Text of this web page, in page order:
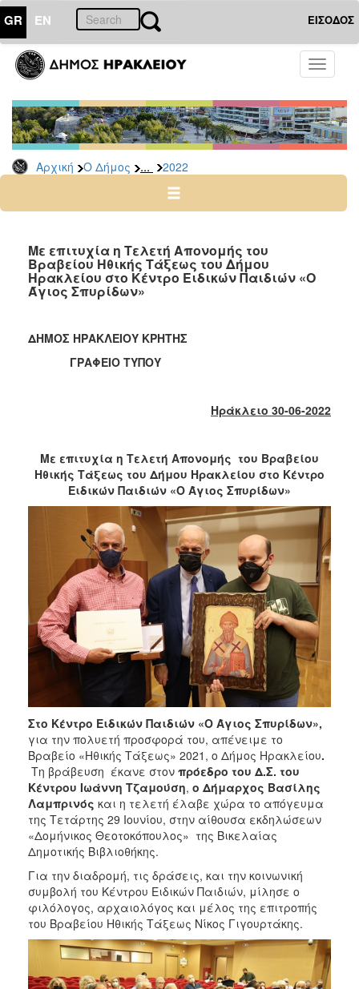
GR EN ΕΙΣΟΔΟΣ
Toggle
Αρχική Ο Δήμος ... 2022
ΔΗΜΟΣ
Δελτία
Τύπου
Αρχείο
2026
2024
2022
2021
2019
2018
2013
2012
2011
2010
2006
ΤΟΠΟΣ
ΠΟΛΙΤΙΣΜΟΣ
ΑΝΘΕΚΤΙΚΗ
ΠΟΛΗ
Με επιτυχία η Τελετή Απονομής του
Βραβείου Ηθικής Τάξεως του Δήμου
Ηρακλείου στο Κέντρο Ειδικών Παιδιών «Ο
Άγιος Σπυρίδων»
ΔΗΜΟΣ ΗΡΑΚΛΕΙΟΥ ΚΡΗΤΗΣ
ΓΡΑΦΕΙΟ ΤΥΠΟΥ
Ηράκλειο 30-06-2022
Με επιτυχία η Τελετή Απονομής του Βραβείου
Ηθικής Τάξεως του Δήμου Ηρακλείου στο Κέντρο
Ειδικών Παιδιών «Ο Άγιος Σπυρίδων»
Στο Κέντρο Ειδικών Παιδιών «Ο Άγιος Σπυρίδων»,
για την πολυετή προσφορά του, απένειμε το
Βραβείο «Ηθικής Τάξεως» 2021, ο Δήμος Ηρακλείου.
Τη βράβευση έκανε στον πρόεδρο του Δ.Σ. του
Κέντρου Ιωάννη Τζαμούση, ο Δήμαρχος Βασίλης
Λαμπρινός και η τελετή έλαβε χώρα το απόγευμα
της Τετάρτης 29 Ιουνίου, στην αίθουσα εκδηλώσεων
«Δομήνικος Θεοτοκόπουλος» της Βικελαίας
Δημοτικής Βιβλιοθήκης.
Για την διαδρομή, τις δράσεις, και την κοινωνική
συμβολή του Κέντρου Ειδικών Παιδιών, μίλησε ο
φιλόλογος, αρχαιολόγος και μέλος της επιτροπής
του Βραβείου Ηθικής Τάξεως Νίκος Γιγουρτάκης.